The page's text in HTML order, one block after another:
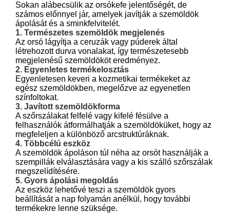
Sokan alábecsülik az orsókefe jelentőségét, de
számos előnnyel jár, amelyek javítják a szemöldök
ápolását és a sminkfelvitelét.
1. Természetes szemöldök megjelenés
Az orsó lágyítja a ceruzák vagy púderek által
létrehozott durva vonalakat, így természetesebb
megjelenésű szemöldököt eredményez.
2. Egyenletes termékelosztás
Egyenletesen keveri a kozmetikai termékeket az
egész szemöldökben, megelőzve az egyenetlen
színfoltokat.
3. Javított szemöldökforma
A szőrszálakat felfelé vagy kifelé fésülve a
felhasználók átformálhatják a szemöldöküket, hogy az
megfeleljen a különböző arcstruktúráknak.
4. Többcélú eszköz
A szemöldök ápoláson túl néha az orsót használják a
szempillák elválasztására vagy a kis szálló szőrszálak
megszelídítésére.
5. Gyors ápolási megoldás
Az eszköz lehetővé teszi a szemöldök gyors
beállítását a nap folyamán anélkül, hogy további
termékekre lenne szüksége.